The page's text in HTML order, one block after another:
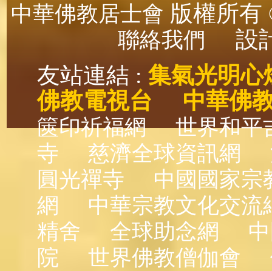
中華佛教居士會 版權所
聯絡我們
設
友站連結 : 集氣光明心
佛教電視台
中華佛
篋印祈福網
世界和平
寺
慈濟全球資訊網
圓光禪寺
中國國家宗
網
中華宗教文化交流
精舍
全球助念網
院
世界佛教僧伽會